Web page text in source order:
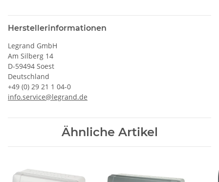
Herstellerinformationen
Legrand GmbH
Am Silberg 14
D-59494 Soest
Deutschland
+49 (0) 29 21 1 04-0
info.service@legrand.de
Ähnliche Artikel